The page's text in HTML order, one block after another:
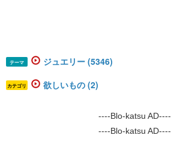
テーマ ジュエリー (5346)
カテゴリ 欲しいもの (2)
----Blo-katsu AD----
----Blo-katsu AD----